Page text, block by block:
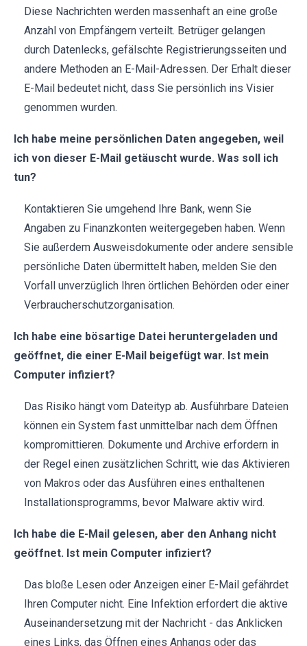
Diese Nachrichten werden massenhaft an eine große
Anzahl von Empfängern verteilt. Betrüger gelangen
durch Datenlecks, gefälschte Registrierungsseiten und
andere Methoden an E-Mail-Adressen. Der Erhalt dieser
E-Mail bedeutet nicht, dass Sie persönlich ins Visier
genommen wurden.
Ich habe meine persönlichen Daten angegeben, weil
ich von dieser E-Mail getäuscht wurde. Was soll ich
tun?
Kontaktieren Sie umgehend Ihre Bank, wenn Sie
Angaben zu Finanzkonten weitergegeben haben. Wenn
Sie außerdem Ausweisdokumente oder andere sensible
persönliche Daten übermittelt haben, melden Sie den
Vorfall unverzüglich Ihren örtlichen Behörden oder einer
Verbraucherschutzorganisation.
Ich habe eine bösartige Datei heruntergeladen und
geöffnet, die einer E-Mail beigefügt war. Ist mein
Computer infiziert?
Das Risiko hängt vom Dateityp ab. Ausführbare Dateien
können ein System fast unmittelbar nach dem Öffnen
kompromittieren. Dokumente und Archive erfordern in
der Regel einen zusätzlichen Schritt, wie das Aktivieren
von Makros oder das Ausführen eines enthaltenen
Installationsprogramms, bevor Malware aktiv wird.
Ich habe die E-Mail gelesen, aber den Anhang nicht
geöffnet. Ist mein Computer infiziert?
Das bloße Lesen oder Anzeigen einer E-Mail gefährdet
Ihren Computer nicht. Eine Infektion erfordert die aktive
Auseinandersetzung mit der Nachricht - das Anklicken
eines Links, das Öffnen eines Anhangs oder das